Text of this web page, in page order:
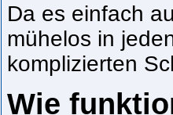
Da es einfach
mühelos in
komplizierten
Wie